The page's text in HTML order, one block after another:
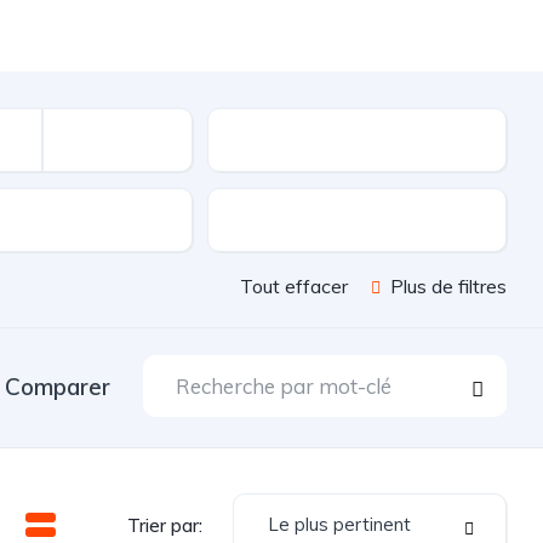
Tout effacer Plus de filtres
Comparer
Trier par: Le plus pertinent